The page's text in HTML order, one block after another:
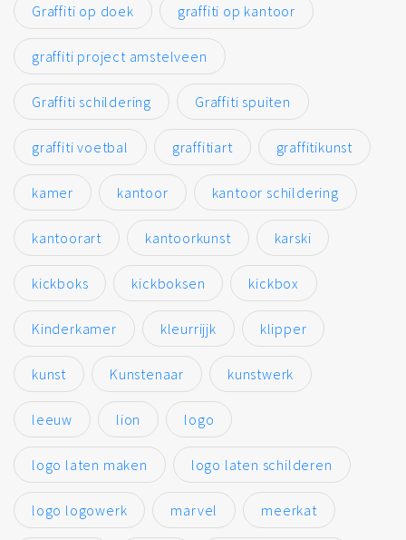
Graffiti op doek graffiti op kantoor
graffiti project amstelveen
Graffiti schildering Graffiti spuiten
graffiti voetbal graffitiart graffitikunst
kamer kantoor kantoor schildering
kantoorart kantoorkunst karski
kickboks kickboksen kickbox
Kinderkamer kleurrijjk klipper
kunst Kunstenaar kunstwerk
leeuw lion logo
logo laten maken logo laten schilderen
logo logowerk marvel meerkat